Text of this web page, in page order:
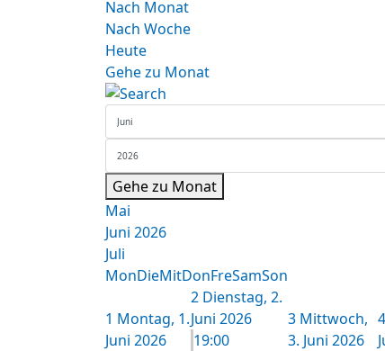
Nach Monat
Nach Woche
Heute
Gehe zu Monat
Gehe zu Monat
Mai
Juni 2026
Juli
MonDieMitDonFreSamSon
1 Montag, 1.
Juni 2026
2 Dienstag, 2.
Juni 2026
19:00
3 Mittwoch,
3. Juni 2026
4